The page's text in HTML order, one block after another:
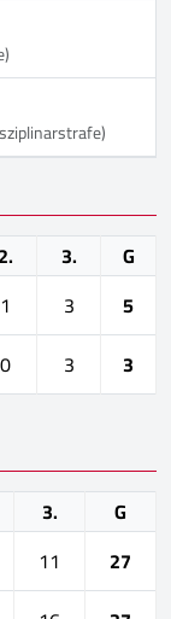
2. 3.
G
1 3
5
0 3 3
3.
G
11
27